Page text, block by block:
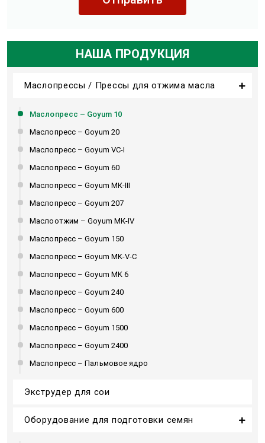
НАША ПРОДУКЦИЯ
Маслопрессы / Прессы для отжима масла
Маслопресс – Goyum 10
Маслопресс – Goyum 20
Маслопресс – Goyum VC-I
Маслопресс – Goyum 60
Маслопресс – Goyum МК-III
Маслопресс – Goyum 207
Маслоотжим – Goyum МК-IV
Маслопресс – Goyum 150
Маслопресс – Goyum MK-V-C
Маслопресс – Goyum MK 6
Маслопресс – Goyum 240
Маслопресс – Goyum 600
Маслопресс – Goyum 1500
Маслопресс – Goyum 2400
Маслопресс – Пальмовое ядро
Экструдер для сои
Оборудование для подготовки семян